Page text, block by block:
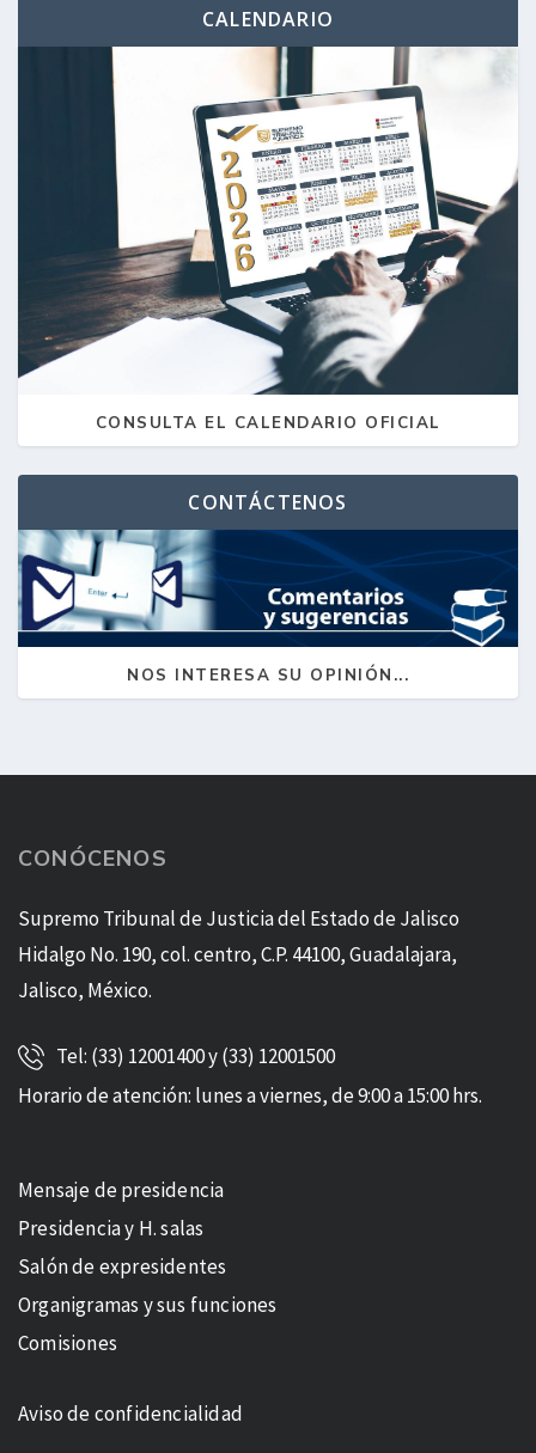
CALENDARIO
CONSULTA EL CALENDARIO OFICIAL
CONTÁCTENOS
NOS INTERESA SU OPINIÓN...
CONÓCENOS
Supremo Tribunal de Justicia del Estado de Jalisco
Hidalgo No. 190, col. centro, C.P. 44100, Guadalajara,
Jalisco, México.
Tel: (33) 12001400 y (33) 12001500
Horario de atención: lunes a viernes, de 9:00 a 15:00 hrs.
Mensaje de presidencia
Presidencia y H. salas
Salón de expresidentes
Organigramas y sus funciones
Comisiones
Aviso de confidencialidad